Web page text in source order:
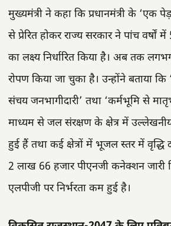
मुख्यमंत्री ने कहा कि प्रधानमंत्री के ‘एक
से प्रेरित होकर राज्य सरकार ने पांच वर्षों
का लक्ष्य निर्धारित किया है। अब तक
रोपण किया जा चुका है। उन्होंने बताया
संचय जनभागीदारी’ तथा ‘कर्मभूमि से
माध्यम से जल संरक्षण के क्षेत्र में
हुई हैं तथा कई क्षेत्रों में भूजल स्तर में वृद्धि
2 लाख 66 हजार पीएनजी कनेक्शन
एलपीजी पर निर्भरता कम हुई है।